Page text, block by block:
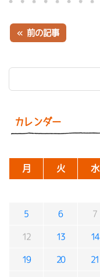
カレンダー
月 火 水
5 6 7
12 13 14
19 20 21
« 前の記事